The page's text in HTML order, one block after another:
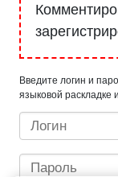
Введите логин и
языковой раскладке